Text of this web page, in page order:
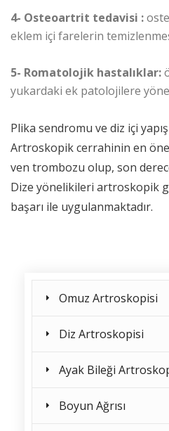
4- Osteoartrit tedavisi :
eklem içi farelerin
5- Romatolojik hastalıklar:
yukardaki ek patolojilere
Plika sendromu ve diz içi
Artroskopik cerrahinin en
ven trombozu olup, son
Dize yönelikileri artroskopik
başarı ile uygulanmaktadır.
Omuz Artroskopisi
Diz Artroskopisi
Ayak Bileği
Boyun Ağrısı